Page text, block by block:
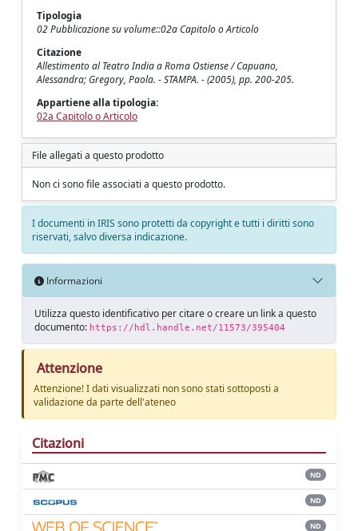
Tipologia
02 Pubblicazione su volume::02a Capitolo o Articolo
Citazione
Allestimento al Teatro India a Roma Ostiense / Capuano,
Alessandra; Gregory, Paola. - STAMPA. - (2005), pp. 200-205.
Appartiene alla tipologia:
02a Capitolo o Articolo
File allegati a questo prodotto
Non ci sono file associati a questo prodotto.
I documenti in IRIS sono protetti da copyright e tutti i diritti sono
riservati, salvo diversa indicazione.
Informazioni
Utilizza questo identificativo per citare o creare un link a questo
documento: https://hdl.handle.net/11573/395404
Attenzione
Attenzione! I dati visualizzati non sono stati sottoposti a
validazione da parte dell'ateneo
Citazioni
ND
ND
ND